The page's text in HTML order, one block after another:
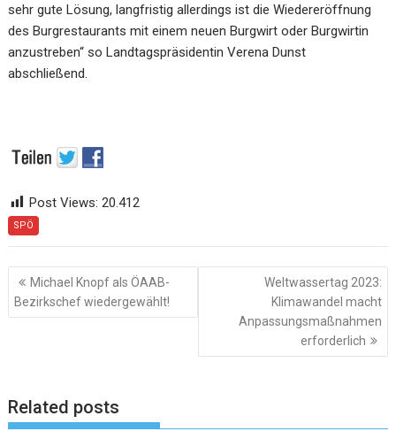
sehr gute Lösung, langfristig allerdings ist die Wiedereröffnung
des Burgrestaurants mit einem neuen Burgwirt oder Burgwirtin
anzustreben“ so Landtagspräsidentin Verena Dunst
abschließend.
Post Views: 20.412
SPÖ
Beitragsnavigation
Michael Knopf als ÖAAB-
Bezirkschef wiedergewählt!
Weltwassertag 2023:
Klimawandel macht
Anpassungsmaßnahmen
erforderlich
Related posts